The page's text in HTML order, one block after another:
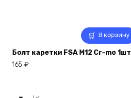
В корзину
Болт каретки FSA M12 Cr-mo 1шт
165 ₽